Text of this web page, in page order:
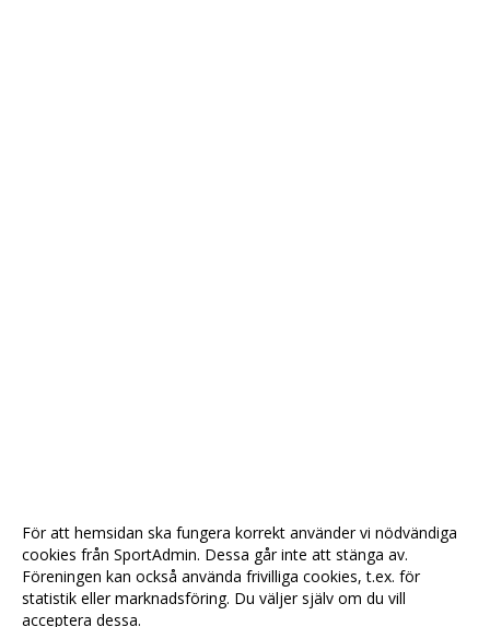
För att hemsidan ska fungera korrekt använder vi nödvändiga
cookies från SportAdmin. Dessa går inte att stänga av.
Föreningen kan också använda frivilliga cookies, t.ex. för
statistik eller marknadsföring. Du väljer själv om du vill
acceptera dessa.